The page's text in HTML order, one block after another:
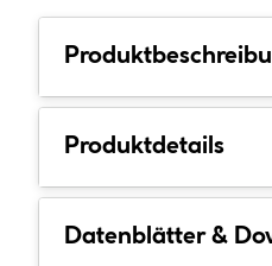
Produktdetails
Datenblätter &